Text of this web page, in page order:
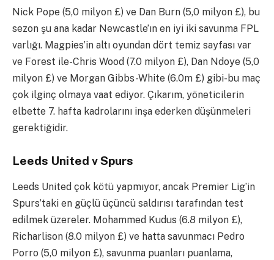
Nick Pope (5,0 milyon £) ve Dan Burn (5,0 milyon £), bu
sezon şu ana kadar Newcastle’ın en iyi iki savunma FPL
varlığı. Magpies’in altı oyundan dört temiz sayfası var
ve Forest ile-Chris Wood (7.0 milyon £), Dan Ndoye (5,0
milyon £) ve Morgan Gibbs-White (6.0m £) gibi-bu maç
çok ilginç olmaya vaat ediyor. Çıkarım, yöneticilerin
elbette 7. hafta kadrolarını inşa ederken düşünmeleri
gerektiğidir.
Leeds United v Spurs
Leeds United çok kötü yapmıyor, ancak Premier Lig’in
Spurs’taki en güçlü üçüncü saldırısı tarafından test
edilmek üzereler. Mohammed Kudus (6.8 milyon £),
Richarlison (8.0 milyon £) ve hatta savunmacı Pedro
Porro (5,0 milyon £), savunma puanları puanlama,